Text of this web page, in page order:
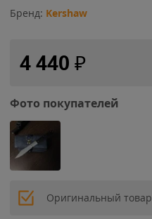
Бренд: Kershaw
4 440 ₽
Фото покупателей
Оригинальный товар